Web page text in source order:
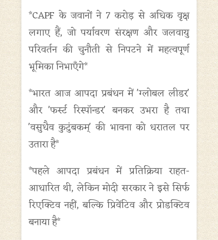
*CAPF के जवानों ने 7 करोड़ से अधिक वृक्ष
लगाए हैं, जो पर्यावरण संरक्षण और जलवायु
परिवर्तन की चुनौती से निपटने में महत्वपूर्ण
भूमिका निभाएँगे*
*भारत आज आपदा प्रबंधन में 'ग्लोबल लीडर'
और 'फर्स्ट रिस्पॉन्डर' बनकर उभरा है तथा
'वसुधैव कुटुंबकम्' की भावना को धरातल पर
उतारा है*
*पहले आपदा प्रबंधन में प्रतिक्रिया राहत-
आधारित थी, लेकिन मोदी सरकार ने इसे सिर्फ
रिएक्टिव नहीं, बल्कि प्रिवेंटिव और प्रोडक्टिव
बनाया है*